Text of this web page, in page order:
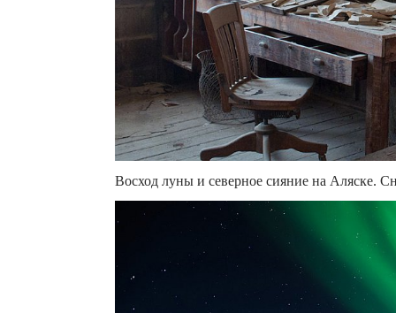
Восход луны и северное сияние на Аляске.